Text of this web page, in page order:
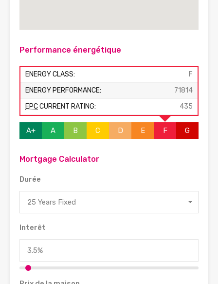
Performance énergétique
ENERGY CLASS:
F
ENERGY PERFORMANCE:
71814
EPCCURRENT RATING: 435
A+ A B C D E F G
Mortgage Calculator
Durée
25 Years Fixed
Interêt